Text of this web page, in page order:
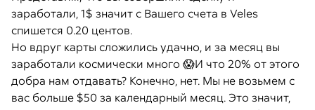
заработали, 1$ значит с Вашего счета в Veles
спишется 0.20 центов.
Но вдруг карты сложились удачно, и за месяц вы
заработали космически много 😱И что 20% от этого
добра нам отдавать? Конечно, нет. Мы не возьмем с
вас больше $50 за календарный месяц. Это значит,